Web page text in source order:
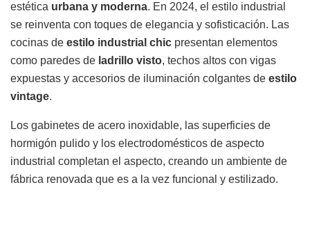
estética urbana y moderna. En 2024, el estilo industrial
se reinventa con toques de elegancia y sofisticación. Las
cocinas de estilo industrial chic presentan elementos
como paredes de ladrillo visto, techos altos con vigas
expuestas y accesorios de iluminación colgantes de estilo
vintage.
Los gabinetes de acero inoxidable, las superficies de
hormigón pulido y los electrodomésticos de aspecto
industrial completan el aspecto, creando un ambiente de
fábrica renovada que es a la vez funcional y estilizado.